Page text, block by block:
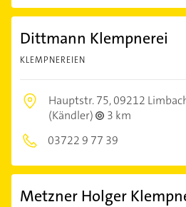
Dittmann Klempnerei
KLEMPNEREIEN
Hauptstr. 75,09212
(Kändler)
3 km
03722 9 77 39
Metzner Holger